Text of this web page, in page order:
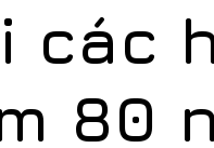
các
80